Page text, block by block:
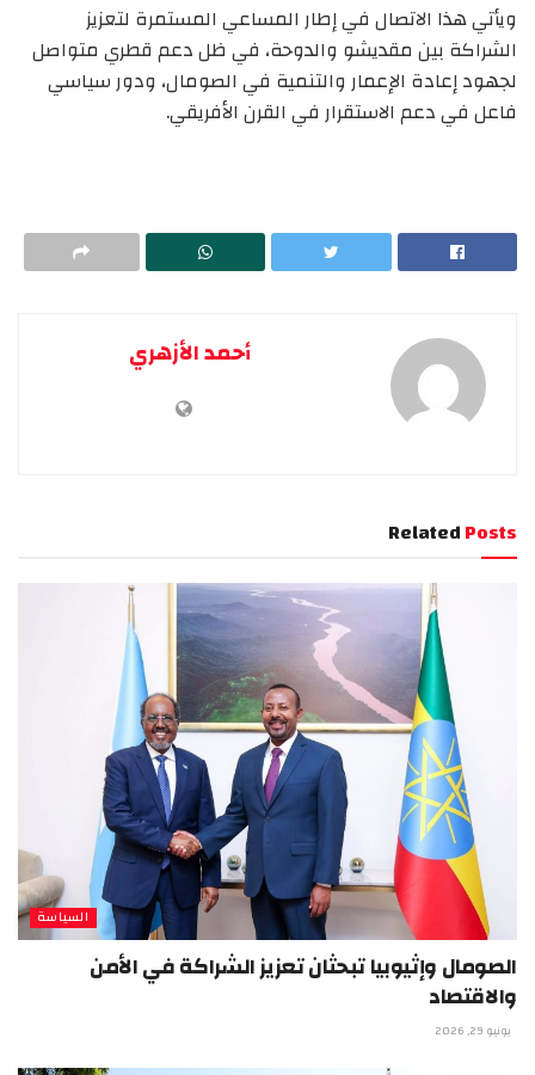
ويأتي هذا الاتصال في إطار المساعي المستمرة لتعزيز
الشراكة بين مقديشو والدوحة، في ظل دعم قطري متواصل
لجهود إعادة الإعمار والتنمية في الصومال، ودور سياسي
فاعل في دعم الاستقرار في القرن الأفريقي.
أحمد الأزهري
RelatedPosts
السياسة
الصومال وإثيوبيا تبحثان تعزيز الشراكة في الأمن
والاقتصاد
يونيو 29, 2026